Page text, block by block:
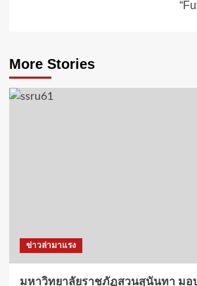
More Stories
ข่าวล่ามาแรง
มหาวิทยาลัยราชภัฏสวนสุนันทา มอ